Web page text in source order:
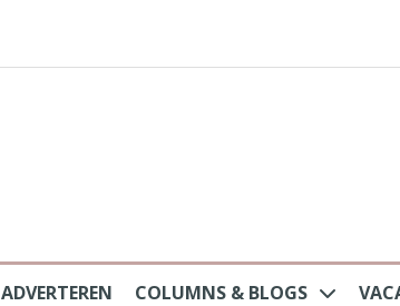
ADVERTEREN COLUMNS & BLOGS